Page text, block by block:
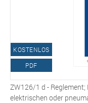
KOSTENLOS
PDF
ZW126/1 d -
elektrischen oder